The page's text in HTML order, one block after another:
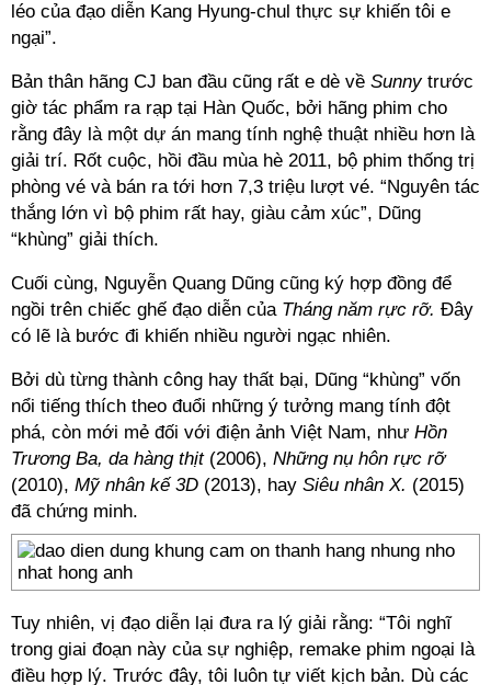
léo của đạo diễn Kang Hyung-chul thực sự khiến tôi e
ngại”.
Bản thân hãng CJ ban đầu cũng rất e dè về Sunny trước
giờ tác phẩm ra rạp tại Hàn Quốc, bởi hãng phim cho
rằng đây là một dự án mang tính nghệ thuật nhiều hơn là
giải trí. Rốt cuộc, hồi đầu mùa hè 2011, bộ phim thống trị
phòng vé và bán ra tới hơn 7,3 triệu lượt vé. “Nguyên tác
thắng lớn vì bộ phim rất hay, giàu cảm xúc”, Dũng
“khùng” giải thích.
Cuối cùng, Nguyễn Quang Dũng cũng ký hợp đồng để
ngồi trên chiếc ghế đạo diễn của Tháng năm rực rỡ. Đây
có lẽ là bước đi khiến nhiều người ngạc nhiên.
Bởi dù từng thành công hay thất bại, Dũng “khùng” vốn
nổi tiếng thích theo đuổi những ý tưởng mang tính đột
phá, còn mới mẻ đối với điện ảnh Việt Nam, như Hồn
Trương Ba, da hàng thịt(2006), Những nụ hôn rực rỡ
(2010), Mỹ nhân kế 3D (2013), hay Siêu nhân X. (2015)
đã chứng minh.
Tuy nhiên, vị đạo diễn lại đưa ra lý giải rằng: “Tôi nghĩ
trong giai đoạn này của sự nghiệp, remake phim ngoại là
điều hợp lý. Trước đây, tôi luôn tự viết kịch bản. Dù các